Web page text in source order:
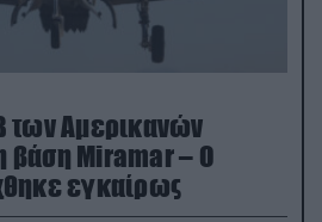
των Αμερικανών
βάση Miramar – Ο
εγκαίρως